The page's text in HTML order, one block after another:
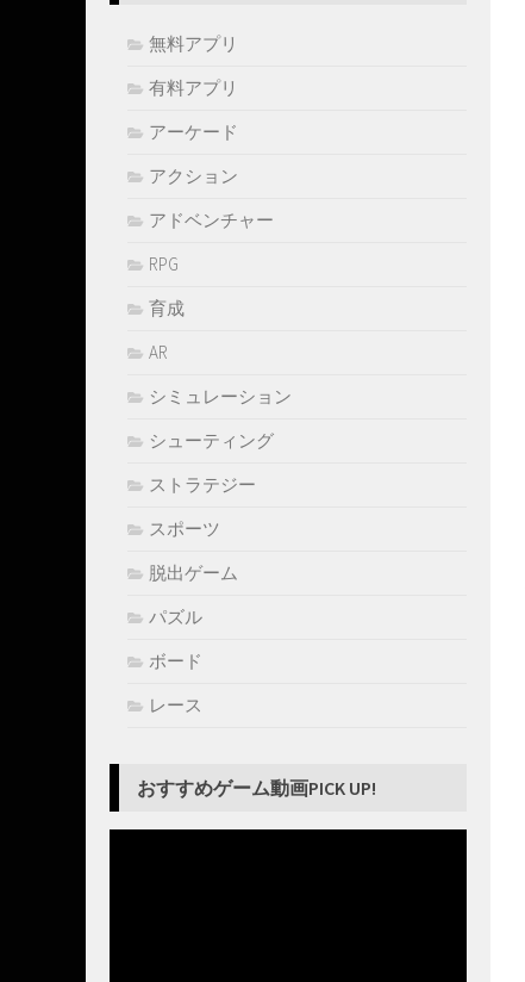
無料アプリ
有料アプリ
アーケード
アクション
アドベンチャー
RPG
育成
AR
シミュレーション
シューティング
ストラテジー
スポーツ
脱出ゲーム
パズル
ボード
レース
おすすめゲーム動画PICK UP!